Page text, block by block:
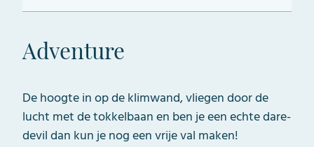
Adventure
De hoogte in op de klimwand, vliegen door de
lucht met de tokkelbaan en ben je een echte dare-
devil dan kun je nog een vrije val maken!